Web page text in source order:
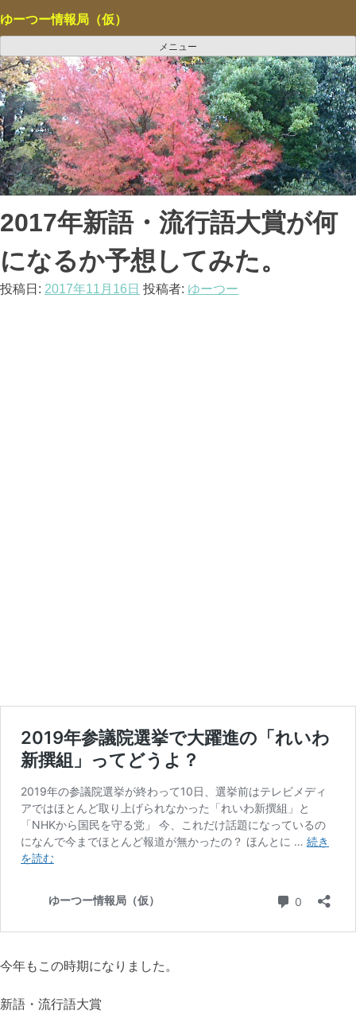
ン
ン
ツ
へ
ス
キ
ッ
プ
ゆーつー情報局（仮）
メニュー
2017年新語・流行語大賞が何
になるか予想してみた。
投稿日: 2017年11月16日 投稿者: ゆーつー
今年もこの時期になりました。
新語・流行語大賞